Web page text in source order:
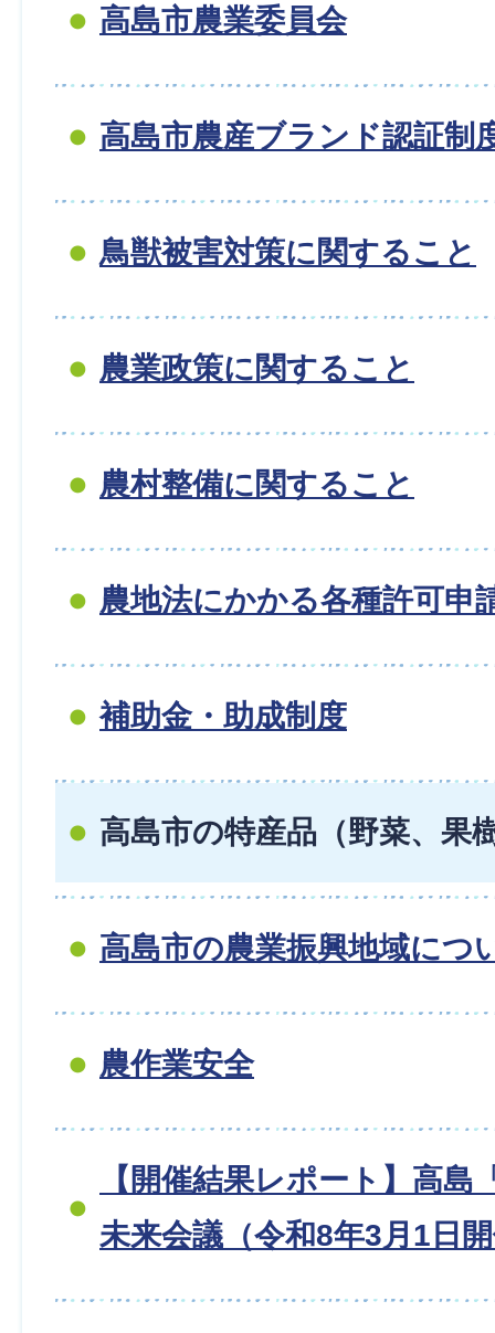
高島市農業委員会
高島市農産ブランド認証制
鳥獣被害対策に関すること
農業政策に関すること
農村整備に関すること
農地法にかかる各種許可申
補助金・助成制度
高島市の特産品（野菜、果
高島市の農業振興地域につ
農作業安全
【開催結果レポート】高島
未来会議（令和8年3月1日